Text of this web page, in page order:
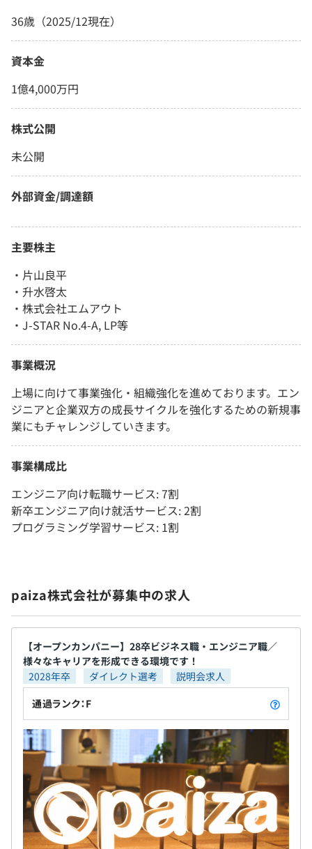
36歳（2025/12現在）
資本金
1億4,000万円
株式公開
未公開
外部資金/調達額
主要株主
・片山良平
・升水啓太
・株式会社エムアウト
・J-STAR No.4-A, LP等
事業概況
上場に向けて事業強化・組織強化を進めております。エン
ジニアと企業双方の成長サイクルを強化するための新規事
業にもチャレンジしていきます。
事業構成比
エンジニア向け転職サービス: 7割
新卒エンジニア向け就活サービス: 2割
プログラミング学習サービス: 1割
paiza株式会社が募集中の求人
【オープンカンパニー】28卒ビジネス職・エンジニア職／
様々なキャリアを形成できる環境です！
2028年卒
ダイレクト選考
説明会求人
通過ランク：F